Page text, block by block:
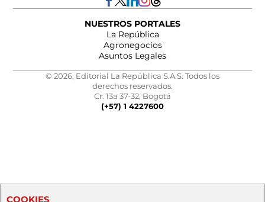
NUESTROS PORTALES
La República
Agronegocios
Asuntos Legales
© 2026, Editorial La República S.A.S. Todos los
derechos reservados.
Cr. 13a 37-32, Bogotá
(+57) 1 4227600
COOKIES